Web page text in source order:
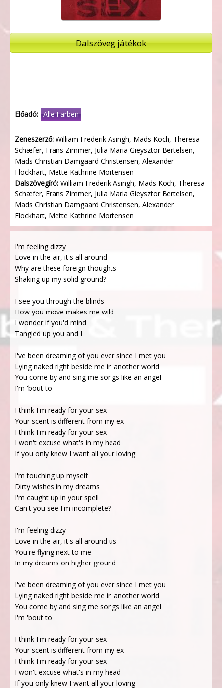
Dalszöveg játékok
Előadó: Alle Farben
Zeneszerző: William Frederik Asingh, Mads Koch, Theresa
Schæfer, Frans Zimmer, Julia Maria Gieysztor Bertelsen,
Mads Christian Damgaard Christensen, Alexander
Flockhart, Mette Kathrine Mortensen
Dalszövegíró: William Frederik Asingh, Mads Koch, Theresa
Schæfer, Frans Zimmer, Julia Maria Gieysztor Bertelsen,
Mads Christian Damgaard Christensen, Alexander
Flockhart, Mette Kathrine Mortensen
I'm feeling dizzy
Love in the air, it's all around
Why are these foreign thoughts
Shaking up my solid ground?
I see you through the blinds
How you move makes me wild
I wonder if you'd mind
Tangled up you and I
I've been dreaming of you ever since I met you
Lying naked right beside me in another world
You come by and sing me songs like an angel
I'm 'bout to
I think I'm ready for your sex
Your scent is different from my ex
I think I'm ready for your sex
I won't excuse what's in my head
If you only knew I want all your loving
I'm touching up myself
Dirty wishes in my dreams
I'm caught up in your spеll
Can't you see I'm incomplete?
I'm feeling dizzy
Love in thе air, it's all around us
You're flying next to me
In my dreams on higher ground
I've been dreaming of you ever since I met you
Lying naked right beside me in another world
You come by and sing me songs like an angel
I'm 'bout to
I think I'm ready for your sex
Your scent is different from my ex
I think I'm ready for your sex
I won't excuse what's in my head
If you only knew I want all your loving